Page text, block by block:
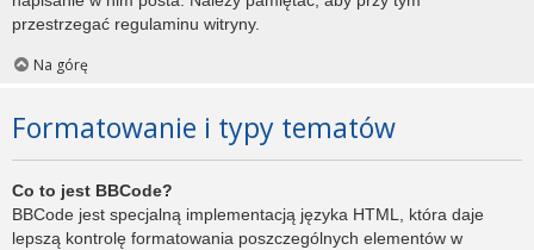
przestrzegać regulaminu witryny.
Na górę
Formatowanie i typy tematów
Co to jest BBCode?
BBCode jest specjalną implementacją języka HTML, która daje
lepszą kontrolę formatowania poszczególnych elementów w